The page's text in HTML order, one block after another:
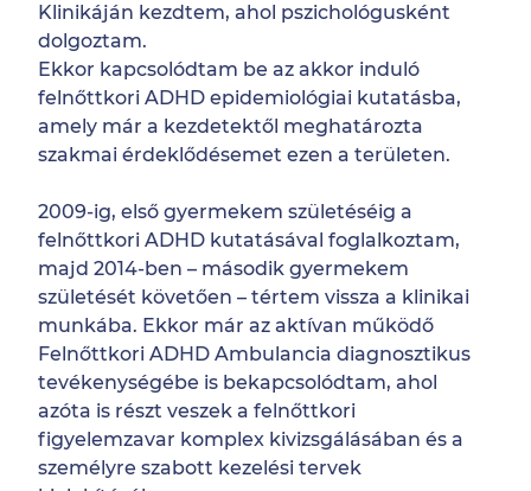
Klinikáján kezdtem, ahol pszichológusként
dolgoztam.
Ekkor kapcsolódtam be az akkor induló
felnőttkori ADHD epidemiológiai kutatásba,
amely már a kezdetektől meghatározta
szakmai érdeklődésemet ezen a területen.
2009-ig, első gyermekem születéséig a
felnőttkori ADHD kutatásával foglalkoztam,
majd 2014-ben – második gyermekem
születését követően – tértem vissza a klinikai
munkába. Ekkor már az aktívan működő
Felnőttkori ADHD Ambulancia diagnosztikus
tevékenységébe is bekapcsolódtam, ahol
azóta is részt veszek a felnőttkori
figyelemzavar komplex kivizsgálásában és a
személyre szabott kezelési tervek